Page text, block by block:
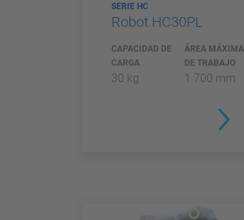
SERIE HC
Robot HC30PL
CAPACIDAD DE
CARGA
30 kg
ÁREA MÁXIMA
DE TRABAJO
1.700 mm